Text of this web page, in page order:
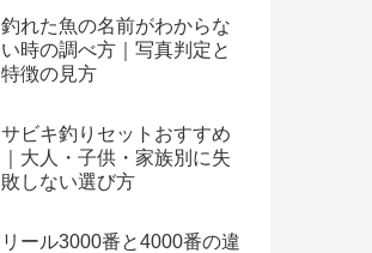
釣れた魚の名前がわからな
い時の調べ方｜写真判定と
特徴の見方
サビキ釣りセットおすすめ
｜大人・子供・家族別に失
敗しない選び方
リール3000番と4000番の違